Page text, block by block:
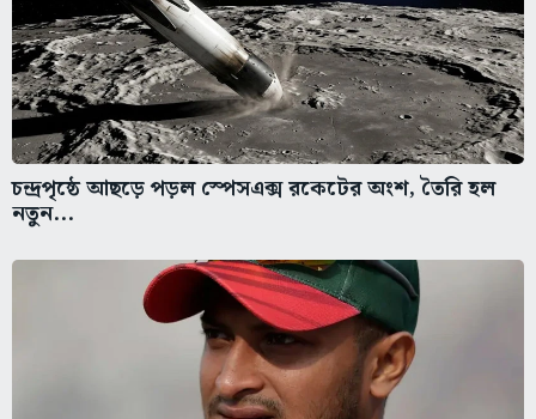
চন্দ্রপৃষ্ঠে আছড়ে পড়ল স্পেসএক্স রকেটের অংশ, তৈরি হল
নতুন...